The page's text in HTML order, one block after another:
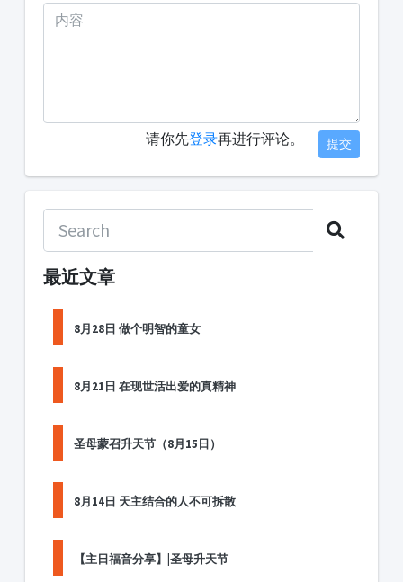
请你先登录再进行评论。 提交
最近文章
8月28日 做个明智的童女
8月21日 在现世活出爱的真精神
圣母蒙召升天节（8月15日）
8月14日 天主结合的人不可拆散
【主日福音分享】|圣母升天节